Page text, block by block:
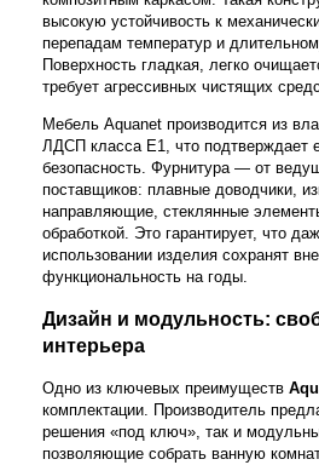
высокую устойчивость к
перепадам температур и
Поверхность гладкая, легко
требует агрессивных чистящих
Мебель Aquanet производится из
ЛДСП класса E1, что подтверждает
безопасность. Фурнитура — от
поставщиков: плавные доводчики,
направляющие, стеклянные
обработкой. Это гарантирует, что
использовании изделия сохранят
функциональность на годы.
Дизайн и модульность:
интерьера
Одно из ключевых преимуществ
комплектации. Производитель
решения «под ключ», так и
позволяющие собрать ванную